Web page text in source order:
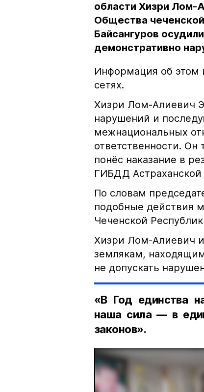
области Хизри Лом-
Общества
Байсангуров
демонстративно
Информация об этом
сетях.
Хизри Лом-Алиевич
нарушений и
межнациональных
ответственности.
понёс наказание в
ГИБДД Астраханской
По словам
подобные действия
Чеченской
Хизри Лом-Алиевич
землякам,
не допускать
«В Год единства
наша сила — в
законов».